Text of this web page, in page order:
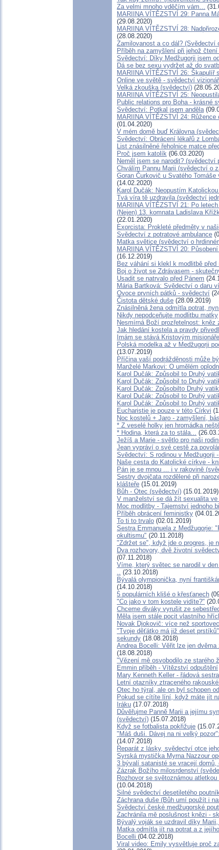
Za velmi mnoho vděčím vám...
MARIINA VÍTĚZSTVÍ 29: Panna
(29.08.2020)
MARIINA VÍTĚZSTVÍ 28:
(28.08.2020)
Zamilovanost a co dál? (Svědectví
Příběh na zamyšlení při jehož
Svědectví: Díky Medžugorji jsem
Dá se bez sexu vydržet až do
MARIINA VÍTĚZSTVÍ 26: Škapulíř
Online ve světě - svědectví
Velká zkouška (svědectví)
MARIINA VÍTĚZSTVÍ 25:
Public relations pro Boha - krásné
Svědectví: Potkal jsem anděla
MARIINA VÍTĚZSTVÍ 24:
(01.04.2020)
V mém domě buď Královna
Svědectví: Obrácení lékařů z
List znásilněné řeholnice matce
Proč jsem katolík (06.03.2020)
Neměl jsem se narodit? (svědectví
Chválím Pannu Marii (svědectví o
Goran Čurkovič u Svatého
(14.02.2020)
Karol Dučák: Neopustím
Tvá víra tě uzdravila (svědectví
MARIINA VÍTĚZSTVÍ 21: Po
(Nejen) 13. komnata Ladislava
(22.01.2020)
Exorcista: Prokleté předměty v
Svědectví z potratové ambulance
Matka světice (svědectví o
MARIINA VÍTĚZSTVÍ 20:
(16.12.2019)
Bez váhání si klekl k modlitbě
Boj o život se Zdrávasem -
Usadit se natrvalo před Pánem
Mária Bartková: Svědectví o daru
Ovoce prvních pátků - svědectví
Čistota dětské duše (28.09.2019)
Znásilněná žena odmítla potrat,
Nikdy nepodceňujte modlitbu matky
Nesmírná Boží prozřetelnost:
Jak hledání kostela a pravdy
Imám se stává Kristovým
Polská modelka až v Medžugorji
(13.07.2019)
Příčina vaší podrážděnosti může
Manželé Markovi: O umělém
Karol Dučák: Způsobil to Druhý
Karol Dučák: Způsobil to Druhý
Karol Dučák: Způsobilto Druhý
Karol Dučák: Způsobil to Druhý
Karol Dučák: Způsobil to Druhý
Eucharistie je pouze v této Církvi
Noc kostelů + Jaro - zamyšlení,
* Z veselé holky jen hromádka
* Hodina, která za to stála...
Ježíš a Marie - světlo pro naši
Jean vypráví o své cestě za
Svědectví: S rodinou v Medžugorji
Naše cesta do Katolické církve -
Pán je se mnou ... i v rakovině
Sestry dvojčata rozdělené při
klášteře (15.01.2019)
Bůh - Otec (svědectví) (15.01.2019)
V manželství se dá žít sexualita ve
Moc modlitby - Tajemství jednoho
Příběh obrácení feministky
To ti to trvalo (02.01.2019)
Sestra Emmanuela z Medžugorje:
okultismu" (20.11.2018)
"Zdržet se", když jde o progres, je
Dva rozhovory, dvě životní
(07.11.2018)
Víme, který světec se narodil v
.. (23.10.2018)
Bývalá olympionička, nyní
(14.10.2018)
5 populárních klišé o křesťanech
"Co jako v tom kostele vidíte?"
Chceme diváky vyrušit ze
Měla jsem stále pocit vlastního
Novak Djokovič: více než
"Tvoje děťátko má již deset
sekundy (18.08.2018)
Andrea Bocelli: Věřit lze jen
(18.08.2018)
"Vězení mě osvobodilo ze starého
Emmin příběh - Vítězství odpuštění
Mary Kenneth Keller - řádová
Letní otazníky ztraceného
Otec ho týral, ale on byl schopen
Pokud se cítíte líní, když máte jít
Iráku (17.07.2018)
Důvěřujme Panně Marii a jejímu
(svědectví) (15.07.2018)
Když se fotbalista pokřižuje
"Máš duši. Dávej na ni velký
(14.07.2018)
Reparát z lásky, svědectví otce
Syrská mystička Myrna Nazzour
3 bývalí satanisté se vracejí
Zázrak Božího milosrdenství
Rozhovor se světoznámou
(10.04.2018)
Silné svědectví desetiletého
Záchrana duše (Bůh umí použít i
Svědectví české medžugorské
Zachránila mě poslušnost knězi -
Bývalý voják se uzdravil díky
Matka odmítla jít na potrat a z
Bocelli (04.02.2018)
Viral video: Emily vysvětluje proč